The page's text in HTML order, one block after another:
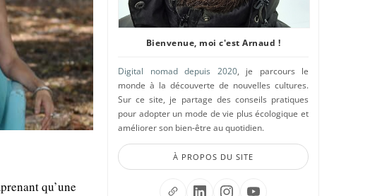
qu’une
Bienvenue, moi c'est Arnaud !
Digital nomad depuis 2020, je parcours le
monde à la découverte de nouvelles cultures.
Sur ce site, je partage des conseils pratiques
pour adopter un mode de vie plus écologique et
améliorer son bien-être au quotidien.
À PROPOS DU SITE